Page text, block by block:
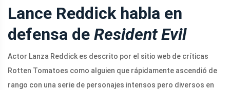
Lance Reddick habla en
defensa de Resident Evil
Actor Lanza Reddick es descrito por el sitio web de críticas
Rotten Tomatoes como alguien que rápidamente ascendió de
rango con una serie de personajes intensos pero diversos en